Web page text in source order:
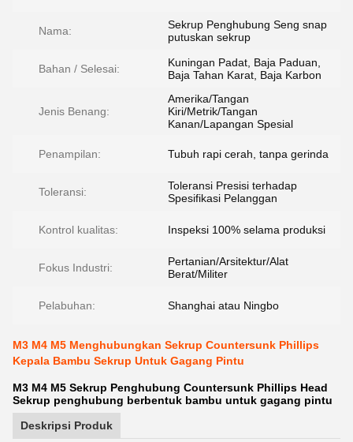
Nama:
Sekrup Penghubung Seng snap
putuskan sekrup
Bahan / Selesai:
Kuningan Padat, Baja Paduan,
Baja Tahan Karat, Baja Karbon
Jenis Benang:
Amerika/Tangan
Kiri/Metrik/Tangan
Kanan/Lapangan Spesial
Penampilan: Tubuh rapi cerah, tanpa gerinda
Toleransi:
Toleransi Presisi terhadap
Spesifikasi Pelanggan
Kontrol kualitas: Inspeksi 100% selama produksi
Fokus Industri:
Pertanian/Arsitektur/Alat
Berat/Militer
Pelabuhan: Shanghai atau Ningbo
M3 M4 M5 Menghubungkan Sekrup Countersunk Phillips
Kepala Bambu Sekrup Untuk Gagang Pintu
M3 M4 M5 Sekrup Penghubung Countersunk Phillips Head
Sekrup penghubung berbentuk bambu untuk gagang pintu
Deskripsi Produk